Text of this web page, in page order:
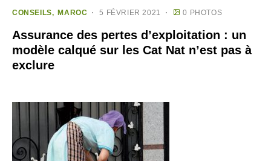
CONSEILS MAROC 5 FÉVRIER 2021 0 PHOTOS
Assurance des pertes d’exploitation : un
modèle calqué sur les Cat Nat n’est pas à
exclure